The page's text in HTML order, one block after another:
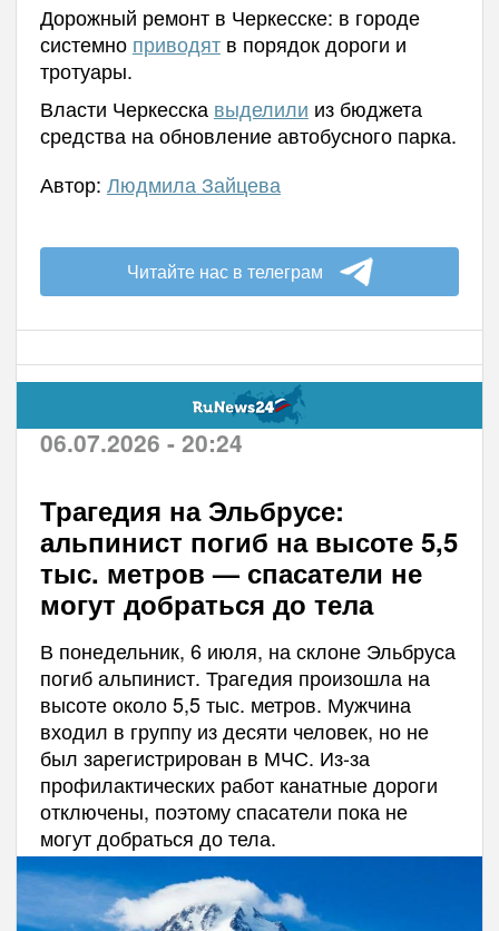
Дорожный ремонт в Черкесске: в городе
системно приводятв порядок дороги и
тротуары.
Власти Черкесска выделили из бюджета
средства на обновление автобусного парка.
Автор: Людмила Зайцева
Читайте нас в телеграм
06.07.2026 - 20:24
Трагедия на Эльбрусе:
альпинист погиб на высоте 5,5
тыс. метров — спасатели не
могут добраться до тела
В понедельник, 6 июля, на склоне Эльбруса
погиб альпинист. Трагедия произошла на
высоте около 5,5 тыс. метров. Мужчина
входил в группу из десяти человек, но не
был зарегистрирован в МЧС. Из-за
профилактических работ канатные дороги
отключены, поэтому спасатели пока не
могут добраться до тела.